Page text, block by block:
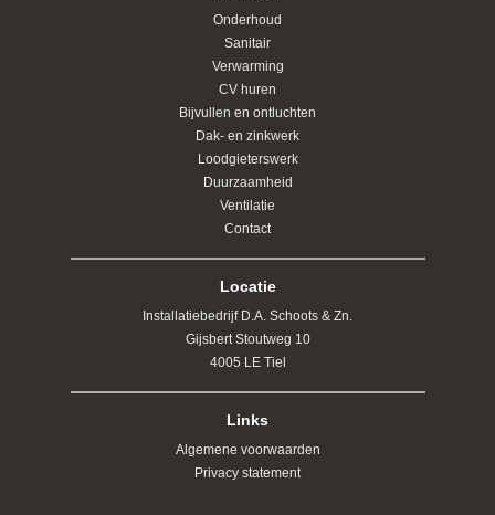
Onderhoud
Sanitair
Verwarming
CV huren
Bijvullen en ontluchten
Dak- en zinkwerk
Loodgieterswerk
Duurzaamheid
Ventilatie
Contact
Locatie
Installatiebedrijf D.A. Schoots & Zn.
Gijsbert Stoutweg 10
4005 LE Tiel
Links
Algemene voorwaarden
Privacy statement